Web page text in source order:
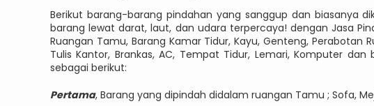
Berikut barang-barang pindahan yang sanggup dan biasanya
barang lewat darat, laut, dan udara terpercaya! dengan Jasa
Ruangan Tamu, Barang Kamar Tidur, Kayu, Genteng, Perabotan
Tulis Kantor, Brankas, AC, Tempat Tidur, Lemari, Komputer
sebagai berikut:
Pertama, Barang yang dipindah didalam ruangan Tamu ; Sofa,